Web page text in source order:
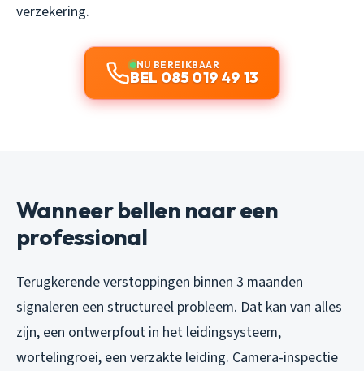
verzekering.
NU BEREIKBAAR
BEL 085 019 49 13
Wanneer bellen naar een
professional
Terugkerende verstoppingen binnen 3 maanden
signaleren een structureel probleem. Dat kan van alles
zijn, een ontwerpfout in het leidingsysteem,
wortelingroei, een verzakte leiding. Camera-inspectie